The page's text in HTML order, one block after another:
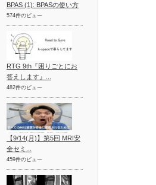
BPAS (1): BPASの使い方
574件のビュー
RTG 9th『困りごとにお
答えします』...
482件のビュー
【9/14(月)】第5回 MRI安
全セミ...
459件のビュー